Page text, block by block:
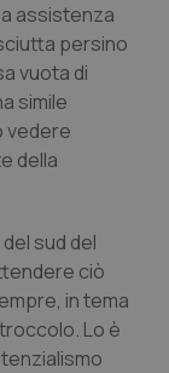
assistenza
persino
vuota di
simile
vedere
della
sud del
ciò
in tema
Lo è